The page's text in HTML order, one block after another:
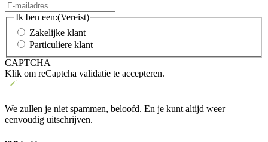
Ik ben een:(Vereist)
Zakelijke klant
Particuliere klant
CAPTCHA
Klik om reCaptcha validatie te accepteren.
We zullen je niet spammen, beloofd. En je kunt altijd weer
eenvoudig uitschrijven.